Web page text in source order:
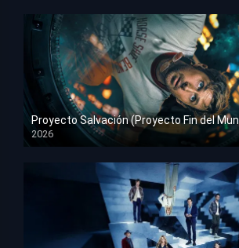
Proyecto Salvación (Proyecto Fin del
2026
HD 1080p